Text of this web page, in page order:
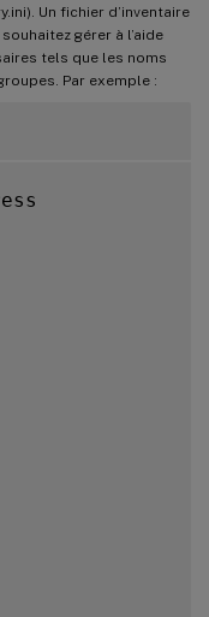
#
""
#
""
Un fichier d’inventaire
gérer à l’aide
tels que les noms
Par exemple :